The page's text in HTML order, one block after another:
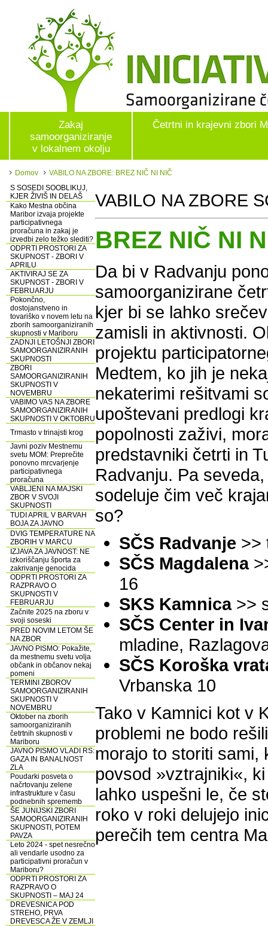
Zakaj
samoorganiziranje
v lokalnem okolju
Četrtni in krajevni zbori
Domov
VABILO NA ZBORE: BREZ NIČ NI NIČ
S SOSEDI SOOBLIKUJ,
KJER ŽIVIŠ IN DELAŠ
Kako Mestna občina
Maribor izvaja projekte
participativnega
proračuna in zakaj je
izvedbi zelo težko slediti?
ODPRTI PROSTORI ZA
SKUPNOST - ZBORI V
APRILU
AKTIVIRAJ SE ZA
SKUPNOST - ZBORI V
FEBRUARJU
Pokončno,
dostojanstveno in
tovariško v novem letu na
zborih samoorganiziranih
skupnosti v Mariboru
ZADNJI LETOŠNJI ZBORI
SAMOORGANIZIRANIH
SKUPNOSTI
ZBORI
SAMOORGANIZIRANIH
SKUPNOSTI V
NOVEMBRU
VABIMO VAS NA ZBORE
SAMOORGANIZIRANIH
SKUPNOSTI V OKTOBRU
Trmasto v trinajsti krog
Javni poziv Mestnemu
svetu MOM: Preprečite
ponovno mrcvarjenje
participativnega
proračuna
VABLJENI NA MAJSKI
ZBOR V SVOJI
SKUPNOSTI
TUDI APRIL V BARVAH
BOJA ZA JAVNO
DVIG TEMPERATURE NA
ZBORIH V MARCU
IZJAVA ZA JAVNOST: NE
izkoriščanju športa za
zakrivanje genocida
ODPRTI PROSTORI ZA
RAZPRAVO O
SKUPNOSTI V
FEBRUARJU
Začnite 2025 na zboru v
svoji soseski
PRED NOVIM LETOM ŠE
NA ZBOR
JAVNO PISMO: Pokažite,
da mestnemu svetu volja
občank in občanov nekaj
pomeni
TERMINI ZBOROV
SAMOORGANIZIRANIH
SKUPNOSTI V
NOVEMBRU
Oktober na zborih
samoorganiziranih
četrtnih skupnosti v
Mariboru
JAVNO PISMO VLADI RS:
GAZA IN BANALNOST
ZLA
Poudarki posveta o
načrtovanju zelene
infrastrukture v času
podnebnih sprememb
ŠE JUNIJSKI ZBORI
SAMOORGANIZIRANIH
SKUPNOSTI, POTEM
PAVZA
Leto 2024 - spet nesrečno
ali vendarle usodno za
participativni proračun v
Mariboru?
ODPRTI PROSTORI ZA
RAZPRAVO O
SKUPNOSTI – MAJ 24
DREVESNICA POD
STREHO, PRVA
DREVESCA ŽE V ZEMLJI
VABILO NA ZBORE
BREZ NIČ NI
Da bi v Radvanju
samoorganizirane
kjer bi se lahko
zamisli in aktivnosti.
projektu
Medtem, ko jih je
nekaterimi rešitvami
upoštevani predlogi
popolnosti zaživi,
predstavniki četrti in
Radvanju. Pa
sodeluje čim več
so?
SČS Radvanje >>
SČS Magdalena
16
SKS Kamnica>>
SČS Center in
mladine,
SČS Koroška
Vrbanska 10
Tako v Kamnici kot v
problemi ne bodo
morajo to storiti sami,
povsod »vztrajniki«,
lahko uspešni le, če
roko v roki delujejo
perečih tem centra